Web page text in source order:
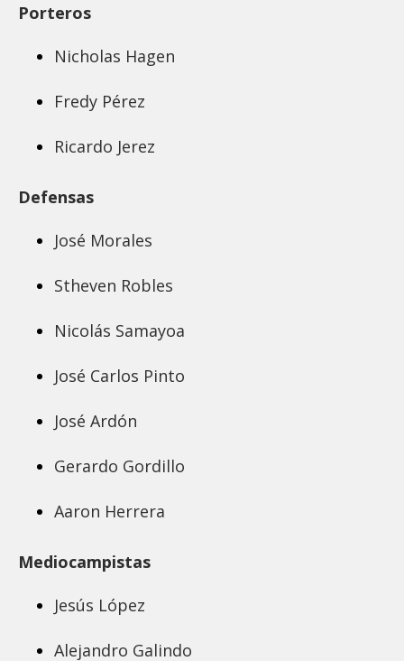
Porteros
Nicholas Hagen
Fredy Pérez
Ricardo Jerez
Defensas
José Morales
Stheven Robles
Nicolás Samayoa
José Carlos Pinto
José Ardón
Gerardo Gordillo
Aaron Herrera
Mediocampistas
Jesús López
Alejandro Galindo